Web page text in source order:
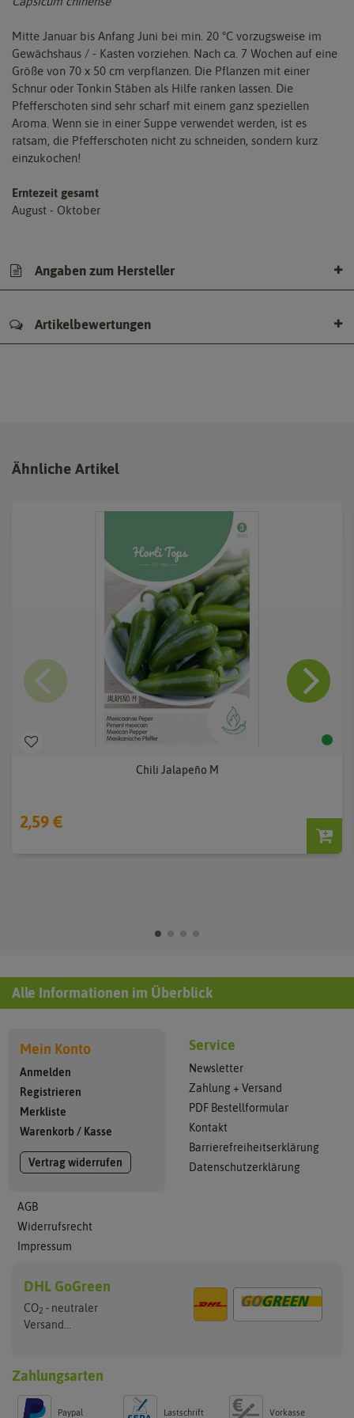
Mitte Januar bis Anfang Juni bei min. 20 °C vorzugsweise im
Gewächshaus / - Kasten vorziehen. Nach ca. 7 Wochen auf eine
Größe von 70 x 50 cm verpflanzen. Die Pflanzen mit einer
Schnur oder Tonkin Stäben als Hilfe ranken lassen. Die
Pfefferschoten sind sehr scharf mit einem ganz speziellen
Aroma. Wenn sie in einer Suppe verwendet werden, ist es
ratsam, die Pfefferschoten nicht zu schneiden, sondern kurz
einzukochen!
Erntezeit gesamt
August - Oktober
Angaben zum Hersteller
Artikelbewertungen
Ähnliche Artikel
Chili Jalapeño M
2,59 €
Alle Informationen im Überblick
Mein Konto
Anmelden
Registrieren
Merkliste
Warenkorb / Kasse
Vertrag widerrufen
AGB
Widerrufsrecht
Impressum
Service
Newsletter
Zahlung + Versand
PDF Bestellformular
Kontakt
Barrierefreiheitserklärung
Datenschutzerklärung
DHL GoGreen
CO2 - neutraler
Versand...
Zahlungsarten
Paypal Lastschrift Vorkasse